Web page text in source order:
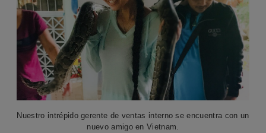
Nuestro intrépido gerente de ventas interno se encuentra con un
nuevo amigo en Vietnam.